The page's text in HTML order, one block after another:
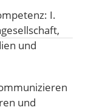
I.
,
und
und